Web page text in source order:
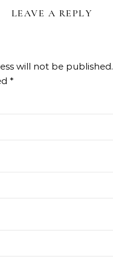
LEAVE A REPLY
will not be published.
*